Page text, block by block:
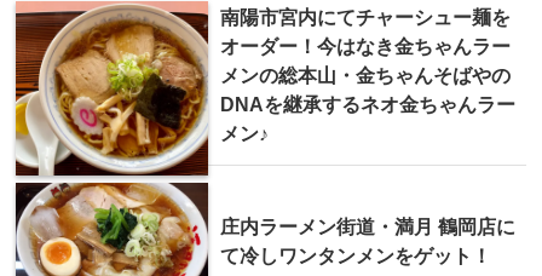
南陽市宮内にてチャーシュー麺を
オーダー！今はなき金ちゃんラー
メンの総本山・金ちゃんそばやの
DNAを継承するネオ金ちゃんラー
メン♪
庄内ラーメン街道・満月 鶴岡店に
て冷しワンタンメンをゲット！